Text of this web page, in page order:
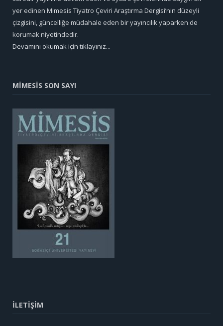
yer edinen Mimesis Tiyatro Çeviri Araştırma Dergisi’nin düzeyli
çizgisini, güncelliğe müdahale eden bir yayıncılık yaparken de
korumak niyetindedir.
Devamını okumak için tıklayınız...
MİMESİS SON SAYI
İLETİŞİM